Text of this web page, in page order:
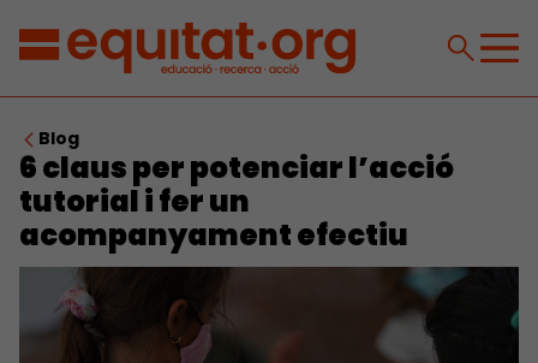
Blog
6 claus per potenciar l’acció
tutorial i fer un
acompanyament efectiu